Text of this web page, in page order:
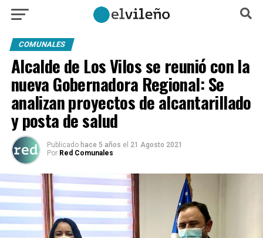
COMUNALES
Alcalde de Los Vilos se reunió con la
nueva Gobernadora Regional: Se
analizan proyectos de alcantarillado
y posta de salud
Publicado hace 5 años el 21 Agosto 2021
Por Red Comunales